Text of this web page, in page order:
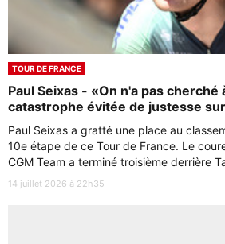
TOUR DE FRANCE
Paul Seixas - «On n'a pas cherché
catastrophe évitée de justesse
Paul Seixas a gratté une place au
10e étape de ce Tour de France. Le
CGM Team a terminé troisième derrière
14 juillet 2026 à 22h35